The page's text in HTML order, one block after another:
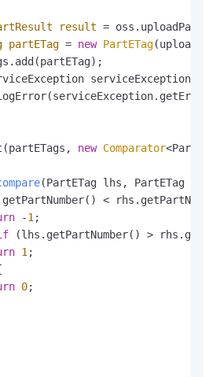
result =
partETag = new PartETag
serviceException) {
new Comparator
(PartETag lhs, PartETag rhs)
<
-1;
(lhs.getPartNumber() >
1;
0;